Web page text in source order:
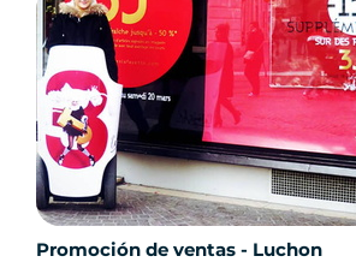
Promoción de ventas - Luchon